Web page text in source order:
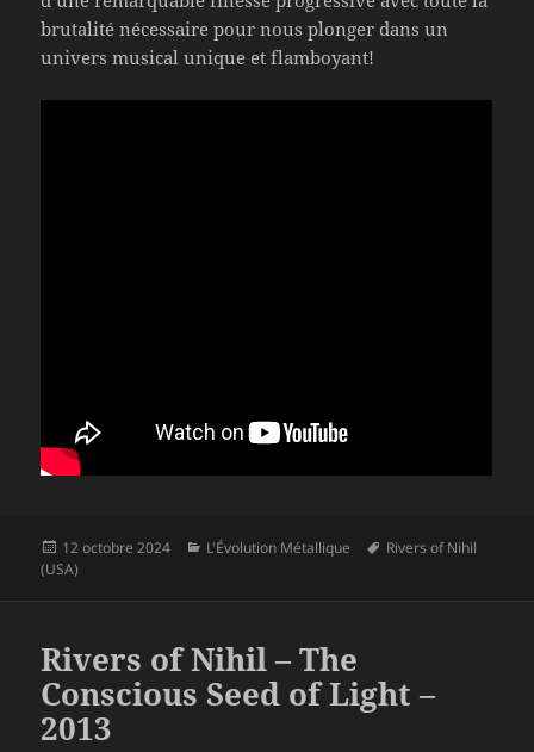
brutalité nécessaire pour nous plonger dans un
univers musical unique et flamboyant!
Publié
le
12 octobre 2024 Catégories
L'Évolution Métallique
Mots-
Rivers of Nihil
(USA)
Rivers of Nihil – The
Conscious Seed of Light –
2013